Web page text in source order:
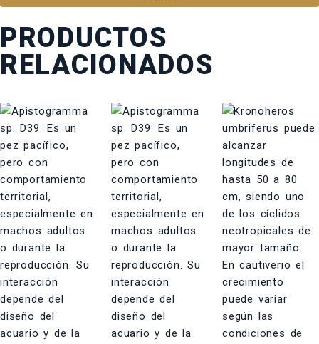
PRODUCTOS
RELACIONADOS